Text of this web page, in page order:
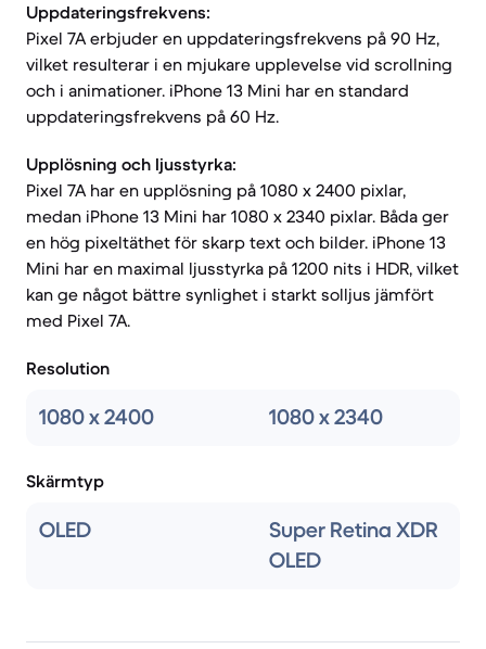
Uppdateringsfrekvens:
Pixel 7A erbjuder en uppdateringsfrekvens på 90 Hz,
vilket resulterar i en mjukare upplevelse vid scrollning
och i animationer. iPhone 13 Mini har en standard
uppdateringsfrekvens på 60 Hz.
Upplösning och ljusstyrka:
Pixel 7A har en upplösning på 1080 x 2400 pixlar,
medan iPhone 13 Mini har 1080 x 2340 pixlar. Båda ger
en hög pixeltäthet för skarp text och bilder. iPhone 13
Mini har en maximal ljusstyrka på 1200 nits i HDR, vilket
kan ge något bättre synlighet i starkt solljus jämfört
med Pixel 7A.
Resolution
1080 x 2400 1080 x 2340
Skärmtyp
OLED
Super Retina XDR
OLED